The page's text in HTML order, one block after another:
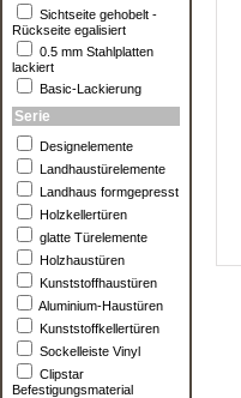
Sichtseite gehobelt -
Rückseite egalisiert
0.5 mm Stahlplatten
lackiert
Basic-Lackierung
Serie
Designelemente
Landhaustürelemente
Landhaus formgepresst
Holzkellertüren
glatte Türelemente
Holzhaustüren
Kunststoffhaustüren
Aluminium-Haustüren
Kunststoffkellertüren
Sockelleiste Vinyl
Clipstar
Befestigungsmaterial